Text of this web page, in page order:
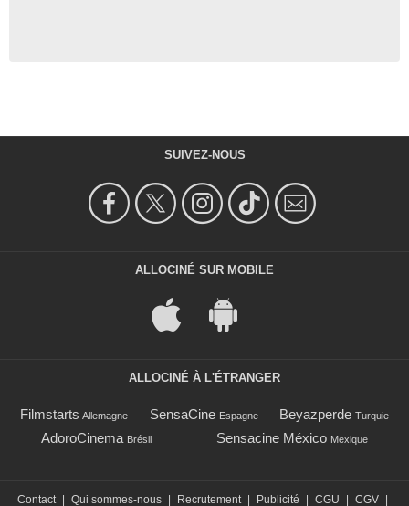
SUIVEZ-NOUS
ALLOCINÉ SUR MOBILE
ALLOCINÉ À L'ÉTRANGER
Filmstarts Allemagne SensaCine Espagne Beyazperde Turquie
AdoroCinema Brésil Sensacine México Mexique
Contact Qui sommes-nous Recrutement Publicité CGU CGV